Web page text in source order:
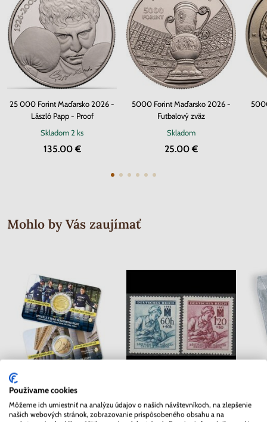
25 000 Forint Maďarsko 2026 -
László Papp - Proof
Skladom2 ks
135.00 €
5000 Forint Maďarsko 2026 -
Futbalový zväz
Skladom
25.00 €
Mohlo by Vás zaujímať
2 EURO Belgicko 2017 -
Univerzita v Gente - coincard
Morava 1942 - Červený kríž
Používame cookies
Môžeme ich umiestniť na analýzu údajov o našich návštevníkoch, na zlepšenie
našich webových stránok, zobrazovanie prispôsobeného obsahu a na